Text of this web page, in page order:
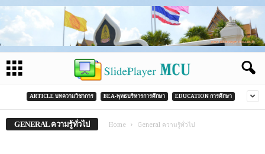
ARTICLE บทความวิชาการ BEA-พุทธบริหารการศึกษา EDUCATION การศึกษา
GENERAL ความรู้ทั่วไป Home General ความรู้ทั่วไป